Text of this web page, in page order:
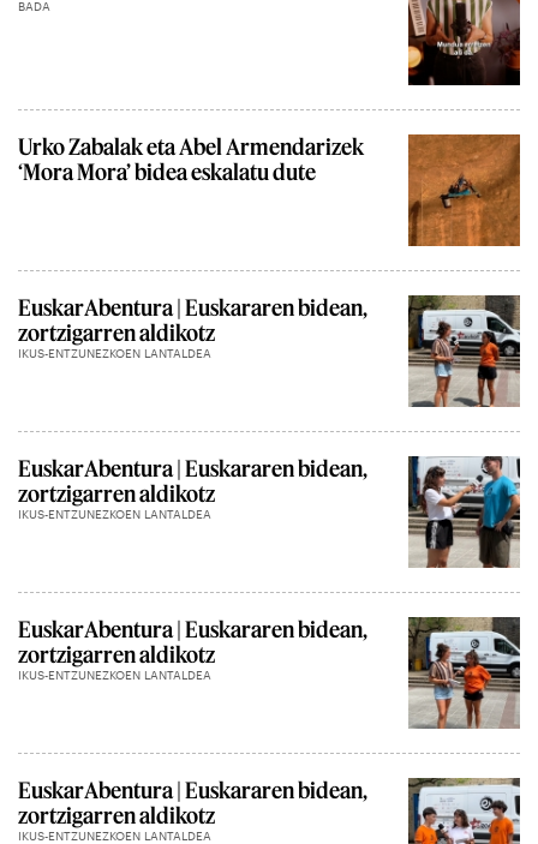
BADA
Urko Zabalak eta Abel Armendarizek
‘Mora Mora’ bidea eskalatu dute
EuskarAbentura | Euskararen bidean,
zortzigarren aldikotz
IKUS-ENTZUNEZKOEN LANTALDEA
EuskarAbentura | Euskararen bidean,
zortzigarren aldikotz
IKUS-ENTZUNEZKOEN LANTALDEA
EuskarAbentura | Euskararen bidean,
zortzigarren aldikotz
IKUS-ENTZUNEZKOEN LANTALDEA
EuskarAbentura | Euskararen bidean,
zortzigarren aldikotz
IKUS-ENTZUNEZKOEN LANTALDEA